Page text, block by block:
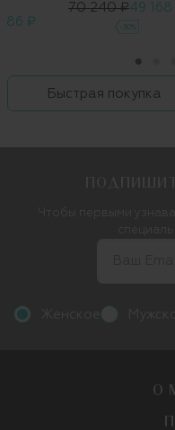
₽
70 240 ₽49 168
-30%
Быстрая покупка
О